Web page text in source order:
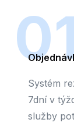
Systém
7dní v
služby